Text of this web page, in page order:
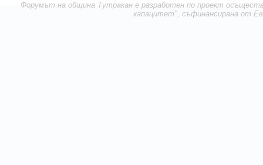
Форумът на община Тутракан е разработен по проект
капацитет", съфинансирана от